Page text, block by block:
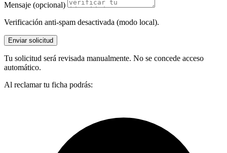
Mensaje (opcional)
Verificación anti-spam desactivada (modo local).
Enviar solicitud
Tu solicitud será revisada manualmente. No se concede acceso
automático.
Al reclamar tu ficha podrás: